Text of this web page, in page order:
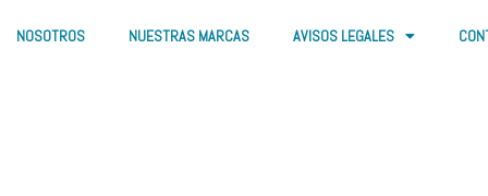
NOSOTROS NUESTRAS MARCAS AVISOS LEGALES